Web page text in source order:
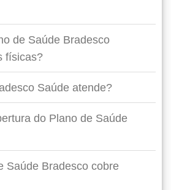
de Saúde Bradesco
físicas?
Saúde atende?
do Plano de Saúde
Saúde Bradesco cobre